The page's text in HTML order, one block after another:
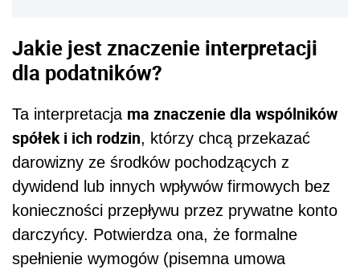
Jakie jest znaczenie interpretacji
dla podatników?
Ta interpretacja ma znaczenie dla wspólników
spółek i ich rodzin, którzy chcą przekazać
darowizny ze środków pochodzących z
dywidend lub innych wpływów firmowych bez
konieczności przepływu przez prywatne konto
darczyńcy. Potwierdza ona, że formalne
spełnienie wymogów (pisemna umowa